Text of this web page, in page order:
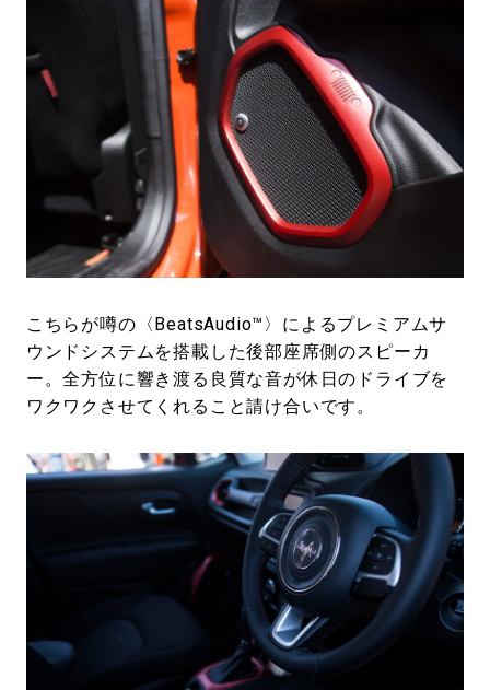
こちらが噂の〈BeatsAudio™〉によるプレミアムサ
ウンドシステムを搭載した後部座席側のスピーカ
ー。全方位に響き渡る良質な音が休日のドライブを
ワクワクさせてくれること請け合いです。